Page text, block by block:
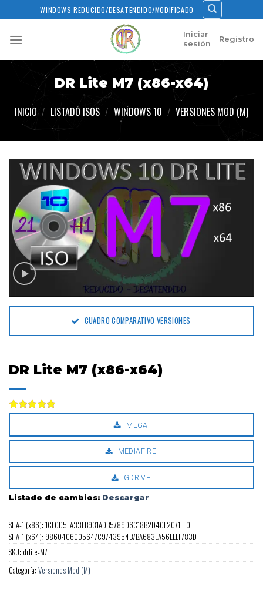
to
content
WINDOWS REDUCIDO/DESATENDIDO/MODIFICADO
Iniciar
sesión
Registro
DR Lite M7 (x86-x64)
INICIO / LISTADO ISOS / WINDOWS 10 / VERSIONES MOD (M)
CUADRO COMPARATIVO VERSIONES
DR Lite M7 (x86-x64)
de 5
MEGA
MEDIAFIRE
GDRIVE
Listado de cambios: Descargar
SHA-1 (x86): 1CE0D5FA33EB931ADB5789D6C18B2D40F2C71EF0
SHA-1 (x64): 98604C6005647C9743954B7BA683EA56EEEF783D
SKU: drlite-M7
Categoría: Versiones Mod (M)